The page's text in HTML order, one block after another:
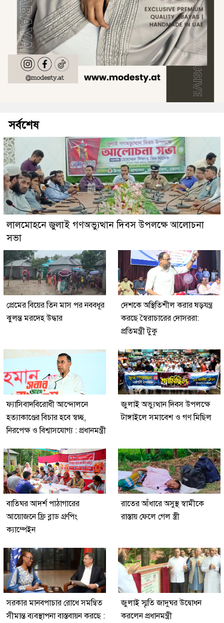
সর্বশেষ
লালমোহনে জুলাই গণঅভ্যুত্থান দিবস উপলক্ষে আলোচনা
সভা
প্রেমের বিয়ের তিন মাস পর নববধূর
ঝুলন্ত মরদেহ উদ্ধার
দেশকে অস্থিতিশীল করার ষড়যন্ত্র
করছে স্বৈরাচারের দোসররা:
প্রতিমন্ত্রী টুকু
ফ্যাসিবাদবিরোধী আন্দোলনে
হত্যাকাণ্ডের বিচার হবে স্বচ্ছ,
নিরপেক্ষ ও বিশ্বাসযোগ্য : প্রধানমন্ত্রী
জুলাই অভ্যুত্থান দিবস উপলক্ষে
টাঙ্গাইলে সমাবেশ ও গণ মিছিল
বাতিঘর আদর্শ পাঠাগারের
আয়োজনে ফ্রি ব্লাড গ্রুপিং
ক্যাম্পেইন
রাতের আঁধারে অসুস্থ স্বামীকে
রাস্তায় ফেলে গেল স্ত্রী
সরকার মানবপাচার রোধে সমন্বিত
সীমান্ত ব্যবস্থাপনা বাস্তবায়ন করছে :
জুলাই স্মৃতি জাদুঘর উদ্বোধন
করলেন প্রধানমন্ত্রী